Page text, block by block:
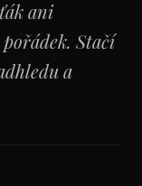
ani
Stačí
a